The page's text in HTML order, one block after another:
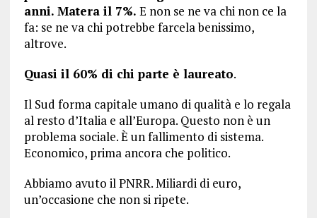
anni. Matera il 7%. E non se ne va chi non ce la
fa: se ne va chi potrebbe farcela benissimo,
altrove.
Quasi il 60% di chi parte è laureato.
Il Sud forma capitale umano di qualità e lo regala
al resto d’Italia e all’Europa. Questo non è un
problema sociale. È un fallimento di sistema.
Economico, prima ancora che politico.
Abbiamo avuto il PNRR. Miliardi di euro,
un’occasione che non si ripete.